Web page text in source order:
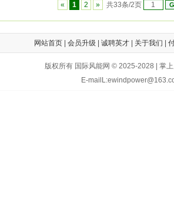
« 1 2 » 共33条/2页
网站首页| 会员升级 诚聘英才| 关于我们
版权所有 国际风能网 © 2025-2028 | 掌
E-